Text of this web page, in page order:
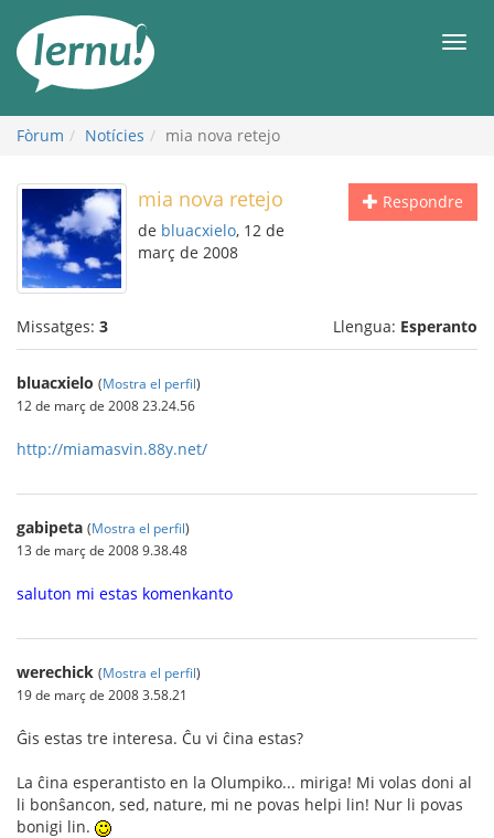
contingut
Fòrum Notícies mia nova retejo
Respondre
mia nova retejo
de bluacxielo, 12 de
març de 2008
Missatges: 3 Llengua: Esperanto
bluacxielo (Mostra el perfil)
12 de març de 2008 23.24.56
http://miamasvin.88y.net/
gabipeta (Mostra el perfil)
13 de març de 2008 9.38.48
saluton mi estas komenkanto
werechick (Mostra el perfil)
19 de març de 2008 3.58.21
Ĝis estas tre interesa. Ĉu vi ĉina estas?
La ĉina esperantisto en la Olumpiko... miriga! Mi volas doni al
li bonŝancon, sed, nature, mi ne povas helpi lin! Nur li povas
bonigi lin.